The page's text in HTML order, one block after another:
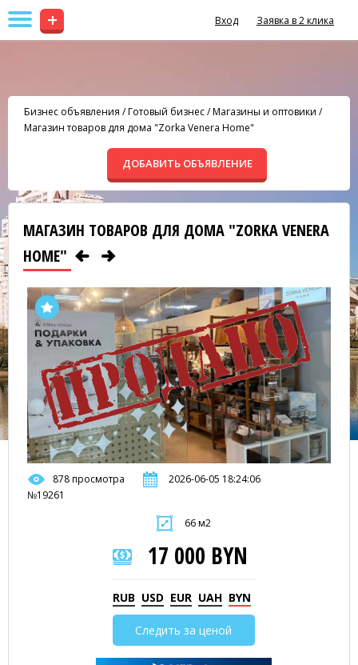
+ Вход Заявка в 2 клика
Бизнес объявления /Готовый бизнес/Магазины и оптовики /
Магазин товаров для дома "Zorka Venera Home"
ДОБАВИТЬ ОБЪЯВЛЕНИЕ
МАГАЗИН ТОВАРОВ ДЛЯ ДОМА "ZORKA VENERA
HOME"
878 просмотра
2026-06-05 18:24:06
№19261
66 м2
17 000 BYN
RUB USD EUR UAH BYN
Следить за ценой